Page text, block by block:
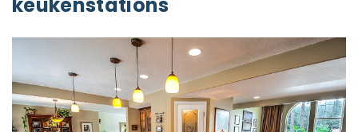
keukenstations